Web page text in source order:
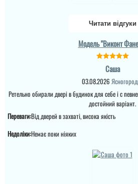
замовляти перевізником,
то всі проблеми з
виробник в
Читати відгуки
Модель "Виконт
Саша
03.08.2026
Ретельно обирали двері в будинок для себе і с
достойний варіант.
Переваги:Від дверей в захваті, висока якість
Недоліки:Немає поки ніяких